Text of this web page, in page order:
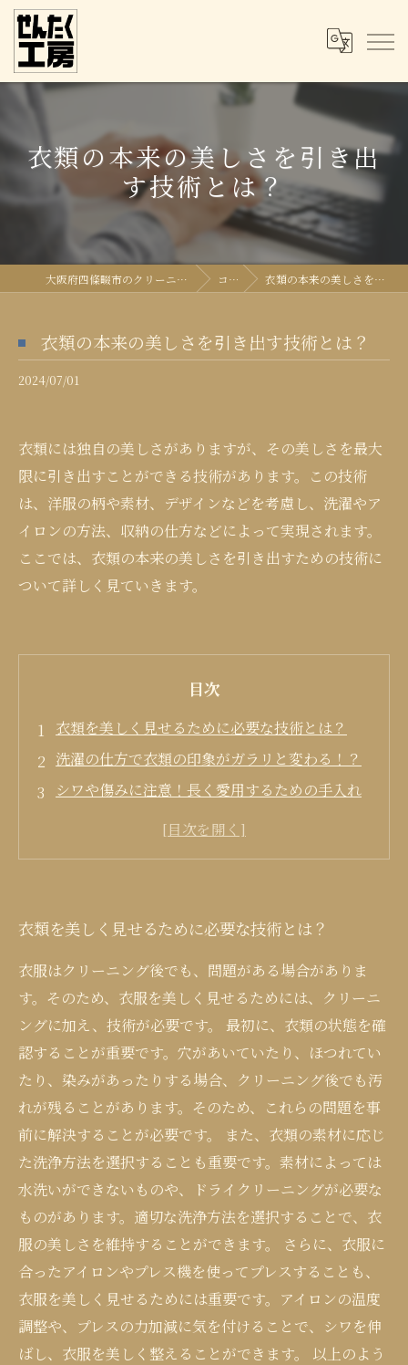
衣類の本来の美しさを引き出
す技術とは？
大阪府四條畷市のクリーニングならせんたく工房 コラム 衣類の本来の美しさを引き出す技術とは？
衣類の本来の美しさを引き出す技術とは？
2024/07/01
衣類には独自の美しさがありますが、その美しさを最大
限に引き出すことができる技術があります。この技術
は、洋服の柄や素材、デザインなどを考慮し、洗濯やア
イロンの方法、収納の仕方などによって実現されます。
ここでは、衣類の本来の美しさを引き出すための技術に
ついて詳しく見ていきます。
目次
衣類を美しく見せるために必要な技術とは？
洗濯の仕方で衣類の印象がガラリと変わる！？
シワや傷みに注意！長く愛用するための手入れ
衣類を美しく見せるために必要な技術とは？
衣服はクリーニング後でも、問題がある場合がありま
す。そのため、衣服を美しく見せるためには、クリーニ
ングに加え、技術が必要です。 最初に、衣類の状態を確
認することが重要です。穴があいていたり、ほつれてい
たり、染みがあったりする場合、クリーニング後でも汚
れが残ることがあります。そのため、これらの問題を事
前に解決することが必要です。 また、衣類の素材に応じ
た洗浄方法を選択することも重要です。素材によっては
水洗いができないものや、ドライクリーニングが必要な
ものがあります。適切な洗浄方法を選択することで、衣
服の美しさを維持することができます。 さらに、衣服に
合ったアイロンやプレス機を使ってプレスすることも、
衣服を美しく見せるためには重要です。アイロンの温度
調整や、プレスの力加減に気を付けることで、シワを伸
ばし、衣服を美しく整えることができます。 以上のよう